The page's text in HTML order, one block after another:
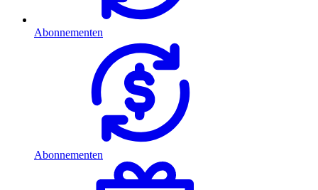
Abonnementen
Abonnementen